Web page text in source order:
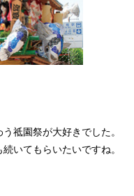
祗園祭が大好きでした。
いてもらいたいですね。